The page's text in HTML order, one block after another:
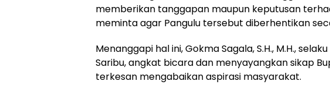
memberikan tanggapan maupun keputusan
meminta agar Pangulu tersebut diberhentikan
Menanggapi hal ini, Gokma Sagala, S.H., M.H.,
Saribu, angkat bicara dan menyayangkan sikap
terkesan mengabaikan aspirasi masyarakat.